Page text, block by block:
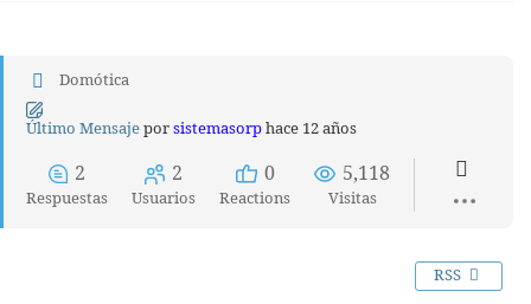
Domótica
Último Mensajeporsistemasorphace 12 años
2
Respuestas
2
Usuarios
0
Reactions
5,118
Visitas
RSS